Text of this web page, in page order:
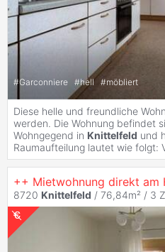
#Garconniere #hell #möbliert
Diese helle und freundliche
werden. Die Wohnung befindet
Wohngegend in Knittelfeld und
Raumaufteilung lautet wie folgt:
++ Mietwohnung direkt am
8720 Knittelfeld / 76,84m² / 3